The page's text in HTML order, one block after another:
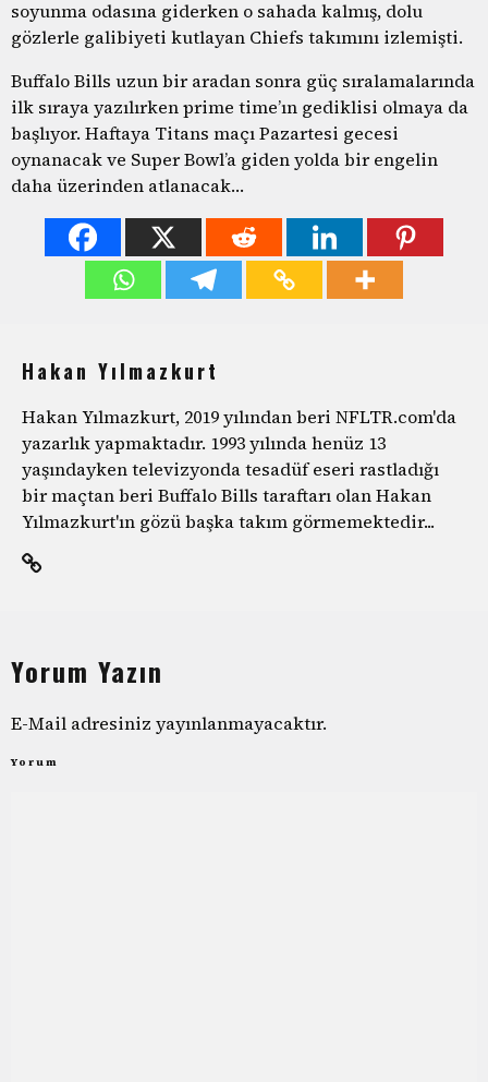
soyunma odasına giderken o sahada kalmış, dolu
gözlerle galibiyeti kutlayan Chiefs takımını izlemişti.
Buffalo Bills uzun bir aradan sonra güç sıralamalarında
ilk sıraya yazılırken prime time’ın gediklisi olmaya da
başlıyor. Haftaya Titans maçı Pazartesi gecesi
oynanacak ve Super Bowl’a giden yolda bir engelin
daha üzerinden atlanacak…
Hakan Yılmazkurt
Hakan Yılmazkurt, 2019 yılından beri NFLTR.com'da
yazarlık yapmaktadır. 1993 yılında henüz 13
yaşındayken televizyonda tesadüf eseri rastladığı
bir maçtan beri Buffalo Bills taraftarı olan Hakan
Yılmazkurt'ın gözü başka takım görmemektedir...
Yorum Yazın
E-Mail adresiniz yayınlanmayacaktır.
Yorum